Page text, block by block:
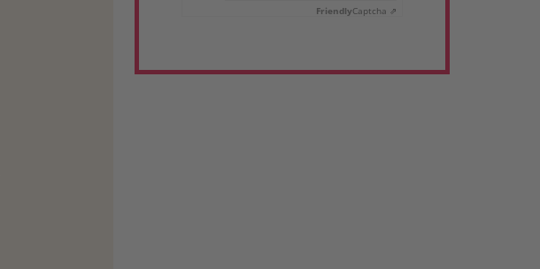
FriendlyCaptcha ⇗